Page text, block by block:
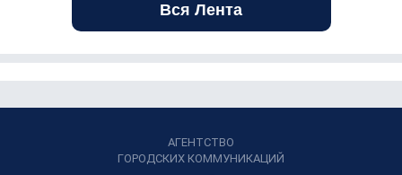
Вся Лента
АГЕНТСТВО
ГОРОДСКИХ КОММУНИКАЦИЙ